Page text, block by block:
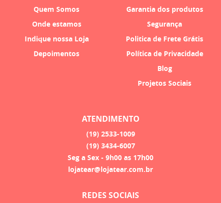
Quem Somos
Onde estamos
Indique nossa Loja
Depoimentos
Garantia dos produtos
Segurança
Politica de Frete Grátis
Política de Privacidade
Blog
Projetos Sociais
ATENDIMENTO
(19) 2533-1009
(19) 3434-6007
Seg a Sex - 9h00 as 17h00
lojatear@lojatear.com.br
REDES SOCIAIS